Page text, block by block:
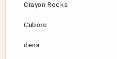
Crayon Rocks
Cuboro
dëna